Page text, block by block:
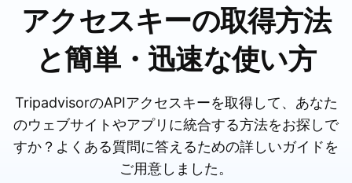
アクセスキーの取得方法
と簡単・迅速な使い方
TripadvisorのAPIアクセスキーを取得して、あなた
のウェブサイトやアプリに統合する方法をお探しで
すか？よくある質問に答えるための詳しいガイドを
ご用意しました。